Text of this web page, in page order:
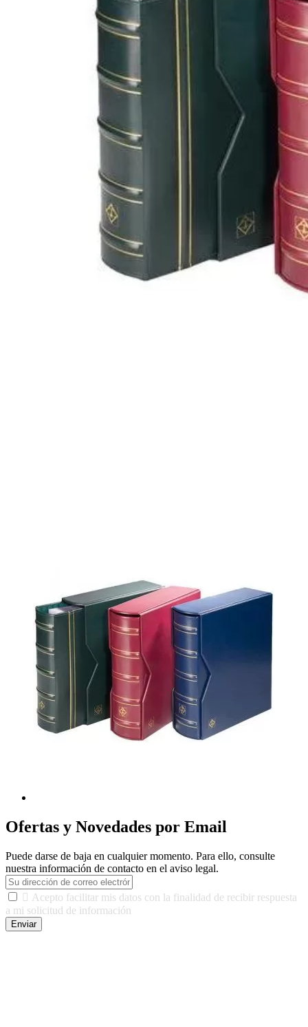
Ofertas y Novedades por Email
Puede darse de baja en cualquier momento. Para ello, consulte
nuestra información de contacto en el aviso legal.
 Acepto facilitar mis datos con la finalidad de recibir respuesta
a mi solicitud de información
Enviar